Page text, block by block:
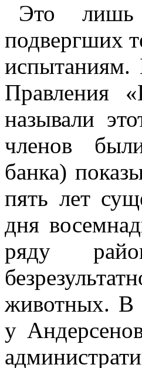
Это лишь
подвергших
испытаниям.
Правления
называли
членов
банка)
пять лет
дня
ряду
животных. В
у